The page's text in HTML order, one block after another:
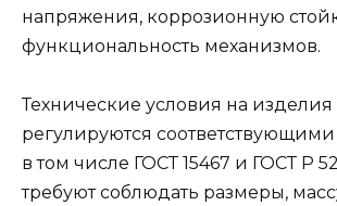
напряжения, коррозионную
функциональность механизмов.
Технические условия на изделия
регулируются
в том числе ГОСТ 15467 и ГОСТ Р
требуют соблюдать размеры,